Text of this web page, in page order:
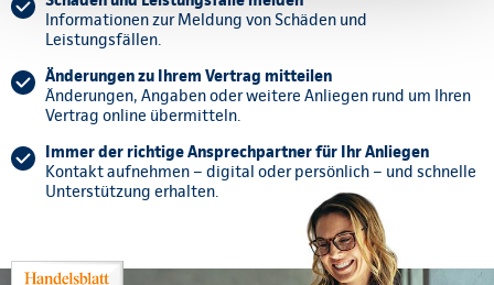
Informationen zur Meldung von Schäden und
Leistungsfällen.
Änderungen zu Ihrem Vertrag mitteilen
Änderungen, Angaben oder weitere Anliegen rund um Ihren
Vertrag online übermitteln.
Immer der richtige Ansprechpartner für Ihr Anliegen
Kontakt aufnehmen – digital oder persönlich – und schnelle
Unterstützung erhalten.